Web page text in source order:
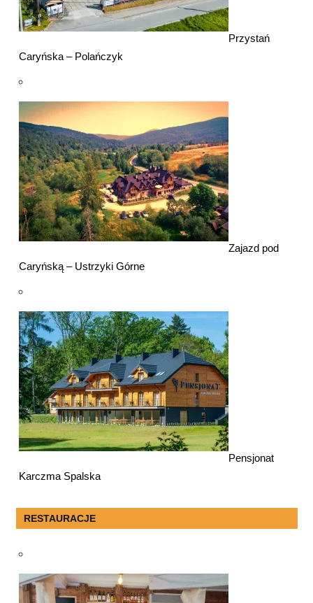
Przystań
Caryńska – Polańczyk
Zajazd pod
Caryńską – Ustrzyki Górne
Pensjonat
Karczma Spalska
RESTAURACJE